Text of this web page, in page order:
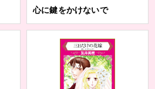
心に鍵をかけないで